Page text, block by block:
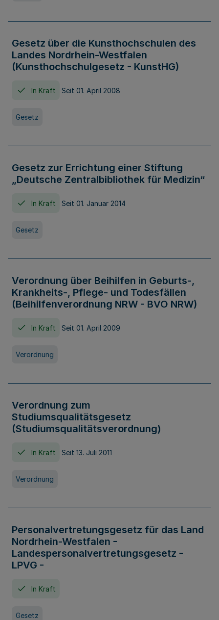
Gesetz über die Kunsthochschulen des
Landes Nordrhein-Westfalen
(Kunsthochschulgesetz - KunstHG)
In Kraft Seit 01. April 2008
Gesetz
Gesetz zur Errichtung einer Stiftung
„Deutsche Zentralbibliothek für Medizin“
In Kraft Seit 01. Januar 2014
Gesetz
Verordnung über Beihilfen in Geburts-,
Krankheits-, Pflege- und Todesfällen
(Beihilfenverordnung NRW - BVO NRW)
In Kraft Seit 01. April 2009
Verordnung
Verordnung zum
Studiumsqualitätsgesetz
(Studiumsqualitätsverordnung)
In Kraft Seit 13. Juli 2011
Verordnung
Personalvertretungsgesetz für das Land
Nordrhein-Westfalen -
Landespersonalvertretungsgesetz -
LPVG -
In Kraft
Gesetz